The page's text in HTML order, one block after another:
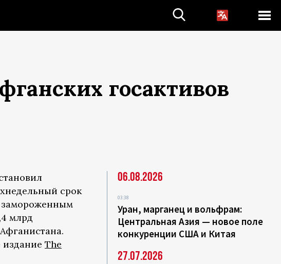
госактивов
срок
млрд
издание The
06.08.2026
03:38
Уран, марганец и вольфрам:
Центральная Азия — новое поле
конкуренции США и Китая
27.07.2026